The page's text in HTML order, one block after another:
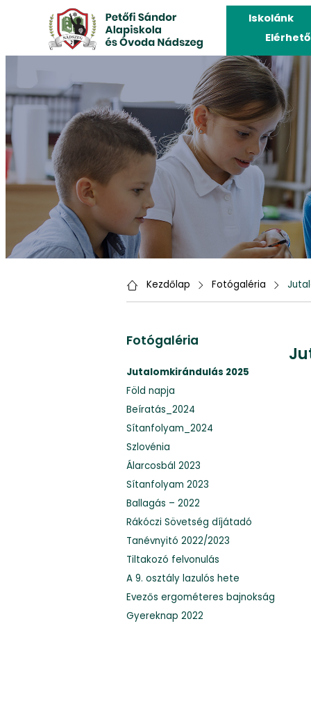
Iskolánk
Kezdőlap Fotógaléria
Fotógaléria
Jutalomkirándulás 2025
Föld napja
Beíratás_2024
Sítanfolyam_2024
Szlovénia
Álarcosbál 2023
Sítanfolyam 2023
Ballagás – 2022
Rákóczi Sövetség díjátadó
Tanévnyitó 2022/2023
Tiltakozó felvonulás
A 9. osztály lazulós hete
Evezős ergométeres bajnokság
Gyereknap 2022